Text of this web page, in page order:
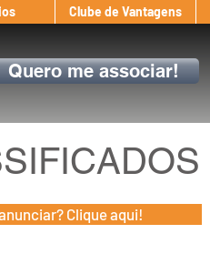
Clube de Vantagens
Quero me associar!
Clique aqui!